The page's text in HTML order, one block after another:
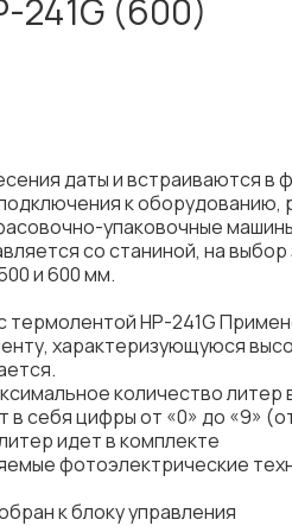
241G (600)
даты и встраиваются в
к
упаковочные
со станиной, на выбор
и 600 мм.
термолентой НР-241G
характеризующуюся
количество литер
себя цифры от «0» до «9»
идет в комплекте
фотоэлектрические
к блоку управления